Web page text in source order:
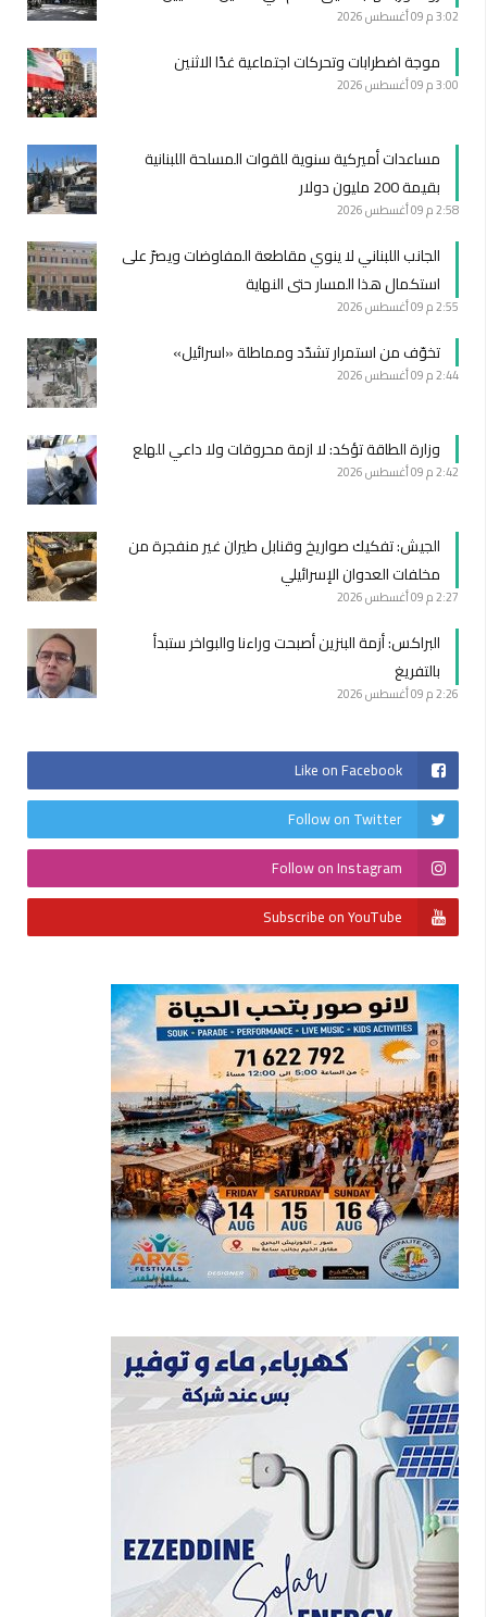
3:02 م 09 أغسطس 2026
موجة اضطرابات وتحركات اجتماعية غدًا الاثنين
3:00 م 09 أغسطس 2026
مساعدات أميركية سنوية للقوات المسلحة اللبنانية
بقيمة 200 مليون دولار
2:58 م 09 أغسطس 2026
الجانب اللبناني لا ينوي مقاطعة المفاوضات ويصرّ على
استكمال هذا المسار حتى النهاية
2:55 م 09 أغسطس 2026
تخوّف من استمرار تشدّد ومماطلة «اسرائيل»
2:44 م 09 أغسطس 2026
وزارة الطاقة تؤكد: لا ازمة محروقات ولا داعي للهلع
2:42 م 09 أغسطس 2026
الجيش: تفكيك صواريخ وقنابل طيران غير منفجرة من
مخلفات العدوان الإسرائيلي
2:27 م 09 أغسطس 2026
البراكس: أزمة البنزين أصبحت وراءنا والبواخر ستبدأ
بالتفريغ
2:26 م 09 أغسطس 2026
Like on Facebook
Follow on Twitter
Follow on Instagram
Subscribe on YouTube